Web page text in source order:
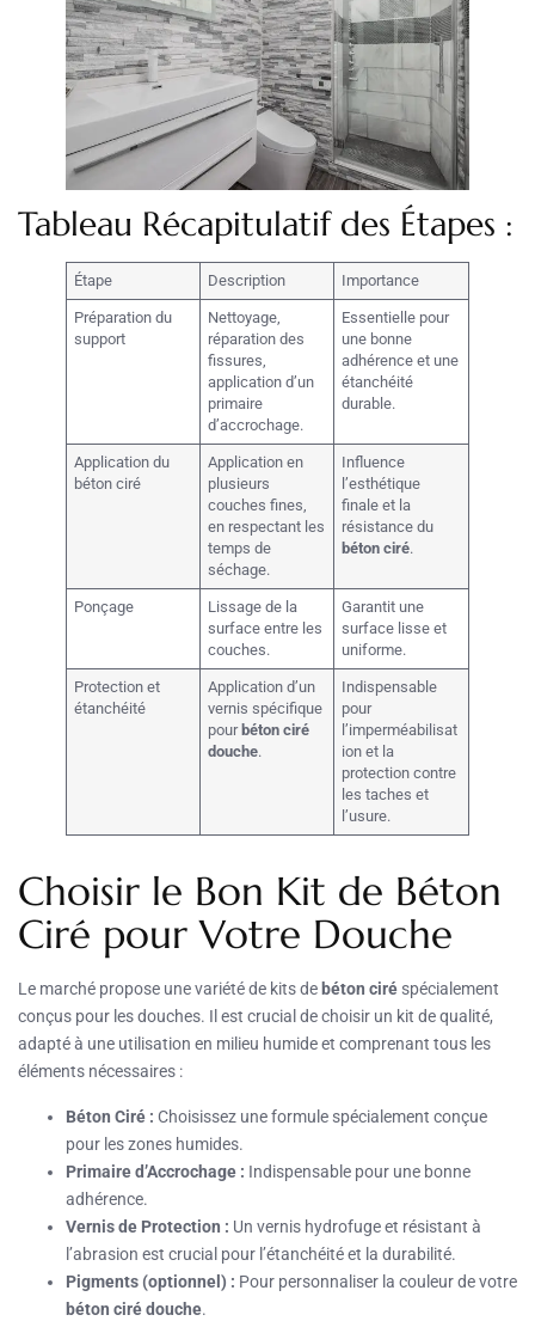
Tableau Récapitulatif des Étapes :
Étape Description Importance
Préparation du
support
Nettoyage,
réparation des
fissures,
application d’un
primaire
d’accrochage.
Essentielle pour
une bonne
adhérence et une
étanchéité
durable.
Application du
béton ciré
Application en
plusieurs
couches fines,
en respectant les
temps de
séchage.
Influence
l’esthétique
finale et la
résistance du
béton ciré.
Ponçage
Lissage de la
surface entre les
couches.
Garantit une
surface lisse et
uniforme.
Protection et
étanchéité
Application d’un
vernis spécifique
pour béton ciré
douche.
Indispensable
pour
l’imperméabilisat
ion et la
protection contre
les taches et
l’usure.
Choisir le Bon Kit de Béton
Ciré pour Votre Douche
Le marché propose une variété de kits de béton ciré spécialement
conçus pour les douches. Il est crucial de choisir un kit de qualité,
adapté à une utilisation en milieu humide et comprenant tous les
éléments nécessaires :
Béton Ciré : Choisissez une formule spécialement conçue
pour les zones humides.
Primaire d’Accrochage : Indispensable pour une bonne
adhérence.
Vernis de Protection : Un vernis hydrofuge et résistant à
l’abrasion est crucial pour l’étanchéité et la durabilité.
Pigments (optionnel) : Pour personnaliser la couleur de votre
béton ciré douche.